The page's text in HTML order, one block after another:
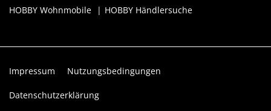
HOBBY Wohnmobile HOBBY Händlersuche
Impressum Nutzungsbedingungen
Datenschutzerklärung